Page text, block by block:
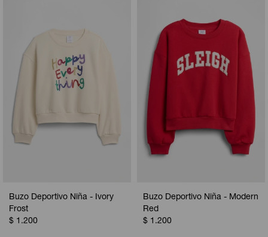
Buzo Deportivo Niña - Ivory
Frost
$ 1.200
Buzo Deportivo Niña - Modern
Red
$ 1.200